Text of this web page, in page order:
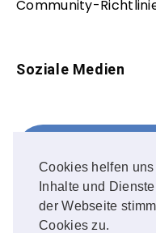
Cookies helfen
Inhalte und
der Webseite
Cookies zu.
Community-
Soziale Medien
FOLLOW ME!
Instagram
OUR PHOTOS!